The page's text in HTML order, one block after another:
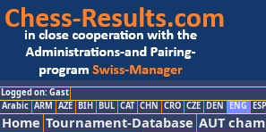
Logged on: Gast
Arabic ARM AZE BIH BUL CAT CHN CRO CZE DEN ENG ESP
Home Tournament-Database AUT